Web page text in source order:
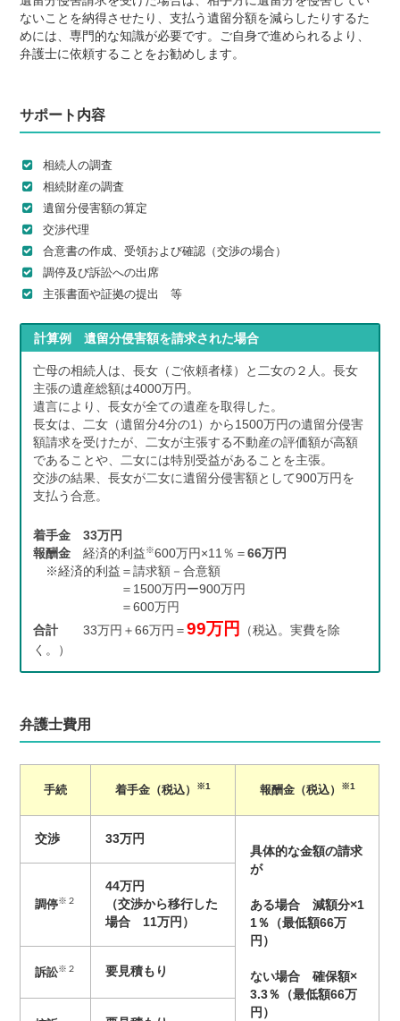
ないことを納得させたり、支払う遺留分額を減らしたりするた
めには、専門的な知識が必要です。ご自身で進められるより、
弁護士に依頼することをお勧めします。
サポート内容
相続人の調査
相続財産の調査
遺留分侵害額の算定
交渉代理
合意書の作成、受領および確認（交渉の場合）
調停及び訴訟への出席
主張書面や証拠の提出 等
計算例 遺留分侵害額を請求された場合
亡母の相続人は、長女（ご依頼者様）と二女の２人。長女
主張の遺産総額は4000万円。
遺言により、長女が全ての遺産を取得した。
長女は、二女（遺留分4分の1）から1500万円の遺留分侵害
額請求を受けたが、二女が主張する不動産の評価額が高額
であることや、二女には特別受益があることを主張。
交渉の結果、長女が二女に遺留分侵害額として900万円を
支払う合意。
着手金
33万円
報酬金 経済的利益※600万円×11％＝66万円
※経済的利益＝請求額－合意額
＝1500万円ー900万円
＝600万円
合計 33万円＋66万円＝99万円
（税込。実費を除
く。）
弁護士費用
手続 着手金（税込） ※1 報酬金（税込） ※1
交渉
33万円
具体的な金額の請求
が
ある場合 減額分×1
1％（最低額66万
円）
ない場合 確保額×
3.3％（最低額66万
円）
調停※２
44万円
（交渉から移行した
場合 11万円）
訴訟※２ 要見積もり